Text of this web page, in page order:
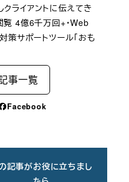
ライアントに伝えてき
覧 4億6千万回+・Web
策サポートツール「おも
事一覧
Facebook
記事がお役に立ちまし